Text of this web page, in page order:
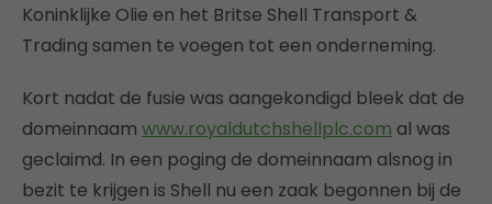
Koninklijke Olie en het Britse Shell Transport &
Trading samen te voegen tot een onderneming.
Kort nadat de fusie was aangekondigd bleek dat de
domeinnaam www.royaldutchshellplc.com al was
geclaimd. In een poging de domeinnaam alsnog in
bezit te krijgen is Shell nu een zaak begonnen bij de